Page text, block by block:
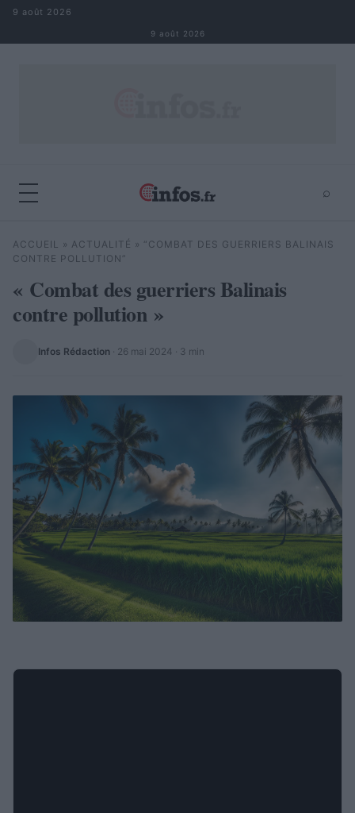
Aller au contenu
9 août 2026
9 août 2026
⌕
Rechercher ⌕ ×
ACCUEIL » ACTUALITÉ » “COMBAT DES GUERRIERS BALINAIS
CONTRE POLLUTION”
« Combat des guerriers Balinais
contre pollution »
Infos Rédaction · 26 mai 2024 · 3 min